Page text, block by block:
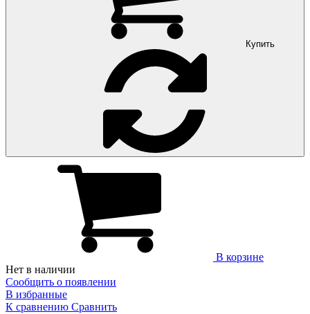
Купить
В корзине
Нет в наличии
Сообщить о появлении
В избранные
К сравнению Сравнить